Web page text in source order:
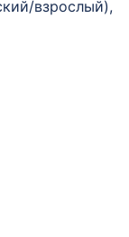
взрослый),